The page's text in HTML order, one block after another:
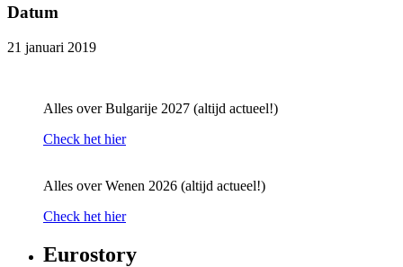
Datum
21 januari 2019
Alles over Bulgarije 2027 (altijd actueel!)
Check het hier
Alles over Wenen 2026 (altijd actueel!)
Check het hier
Eurostory